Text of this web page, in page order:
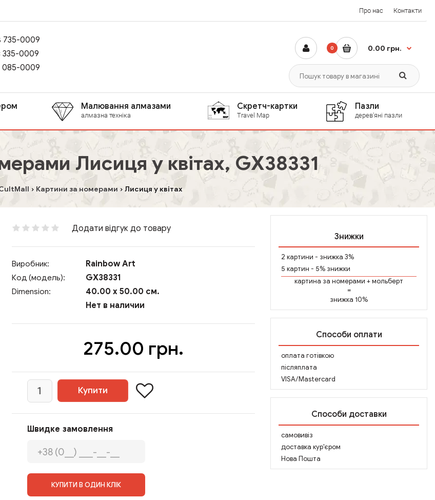
Про нас Контакти
735-0009
335-0009
085-0009
0 0.00 грн.
Малювання алмазами
алмазна техніка
Скретч-картки
Travel Map
Пазли
дерев'яні пазли
Лисиця у квітах, GX38331
Картини за номерами Лисиця у квітах
Додати відгук до товару
Виробник: Rainbow Art
Код (модель): GX38331
Dimension:
40.00 x 50.00 см.
Нет в наличии
275.00 грн.
Швидке замовлення
КУПИТИ В ОДИН КЛІК
Знижки
2 картини - знижка 3%
5 картин - 5% знижки
картина за номерами +мольберт
=
знижка 10%
Способи оплати
оплата готівкою
післяплата
VISA/Mastercard
Способи доставки
самовивіз
доставка кур'єром
Нова Пошта